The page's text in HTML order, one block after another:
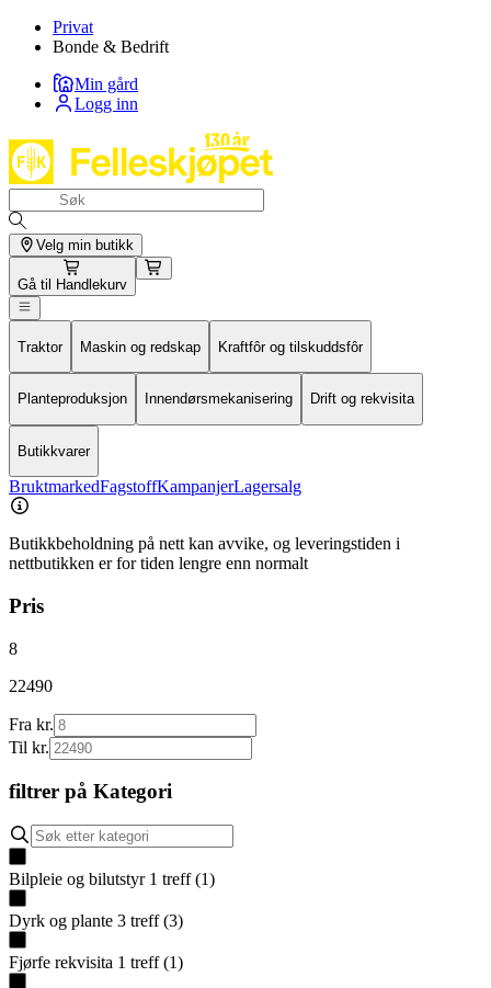
Privat
Bonde & Bedrift
Min gård
Logg inn
Velg min butikk
Gå til Handlekurv
Traktor Maskin og redskap Kraftfôr og tilskuddsfôr
Planteproduksjon Innendørsmekanisering Drift og rekvisita
Butikkvarer
BruktmarkedFagstoffKampanjerLagersalg
Butikkbeholdning på nett kan avvike, og leveringstiden i
nettbutikken er for tiden lengre enn normalt
Pris
8
22490
Fra kr.
Til kr.
filtrer på Kategori
Bilpleie og bilutstyr 1 treff (1)
Dyrk og plante 3 treff (3)
Fjørfe rekvisita 1 treff (1)